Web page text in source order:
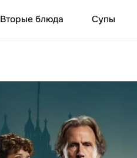
Вторые блюда Супы